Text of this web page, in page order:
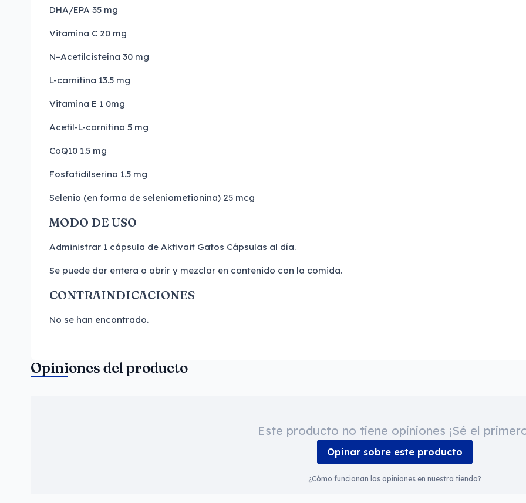
DHA/EPA 35 mg
Vitamina C 20 mg
N–Acetilcisteína 30 mg
L-carnitina 13.5 mg
Vitamina E 1 0mg
Acetil-L-carnitina 5 mg
CoQ10 1.5 mg
Fosfatidilserina 1.5 mg
Selenio (en forma de seleniometionina) 25 mcg
MODO DE USO
Administrar 1 cápsula de Aktivait Gatos Cápsulas al día.
Se puede dar entera o abrir y mezclar en contenido con la comida.
CONTRAINDICACIONES
No se han encontrado.
Opiniones del producto
Este producto no tiene opiniones ¡Sé el
Opinar sobre este producto
¿Cómo funcionan las opiniones en nuestra tienda?